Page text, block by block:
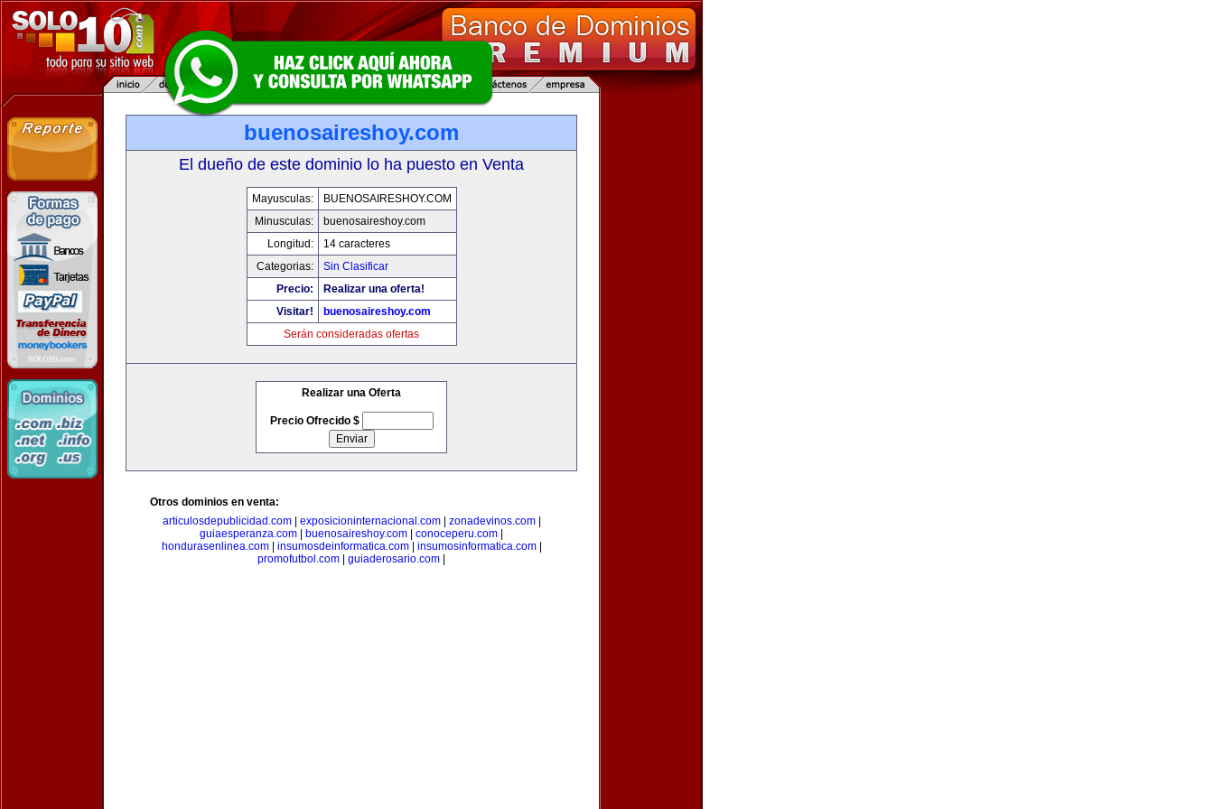
buenosaireshoy.com
El dueño de este dominio lo ha puesto en Venta
Mayusculas:
BUENOSAIRESHOY.COM
Minusculas:
buenosaireshoy.com
Longitud:
14 caracteres
Categorias:
Sin Clasificar
Precio:
Realizar una oferta!
Visitar!
buenosaireshoy.com
Serán consideradas ofertas
Realizar una Oferta
Precio Ofrecido $
Otros dominios en venta:
articulosdepublicidad.com| exposicioninternacional.com| zonadevinos.com|
guiaesperanza.com
buenosaireshoy.com conoceperu.com
hondurasenlinea.com| insumosdeinformatica.com| insumosinformatica.com|
promofutbol.com
guiaderosario.com